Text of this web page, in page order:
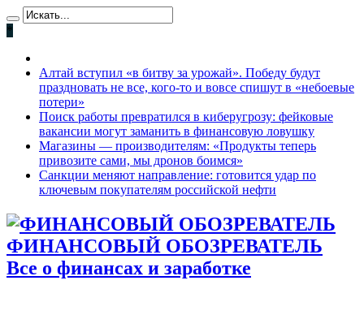
*
Алтай вступил «в битву за урожай». Победу будут
праздновать не все, кого-то и вовсе спишут в «небоевые
потери»
Поиск работы превратился в киберугрозу: фейковые
вакансии могут заманить в финансовую ловушку
Магазины — производителям: «Продукты теперь
привозите сами, мы дронов боимся»
Санкции меняют направление: готовится удар по
ключевым покупателям российской нефти
ФИНАНСОВЫЙ ОБОЗРЕВАТЕЛЬ
Все о финансах и заработке